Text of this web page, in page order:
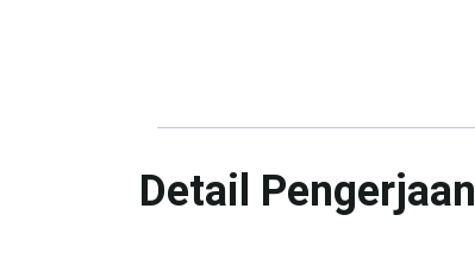
Detail Pengerjaan